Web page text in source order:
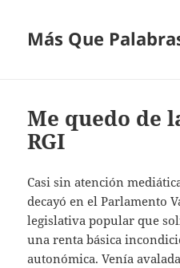
Más Que
Me quedo de
RGI
Casi sin atención
decayó en el Parlamento
legislativa popular que
una renta básica
autonómica. Venía